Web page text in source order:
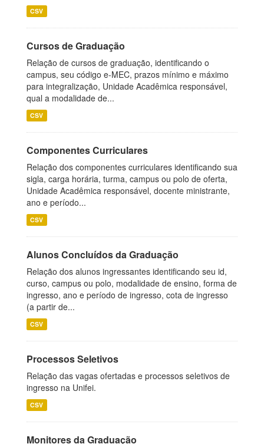
CSV
Cursos de Graduação
Relação de cursos de graduação, identificando o
campus, seu código e-MEC, prazos mínimo e máximo
para integralização, Unidade Acadêmica responsável,
qual a modalidade de...
CSV
Componentes Curriculares
Relação dos componentes curriculares identificando sua
sigla, carga horária, turma, campus ou polo de oferta,
Unidade Acadêmica responsável, docente ministrante,
ano e período...
CSV
Alunos Concluídos da Graduação
Relação dos alunos ingressantes identificando seu id,
curso, campus ou polo, modalidade de ensino, forma de
ingresso, ano e período de ingresso, cota de ingresso
(a partir de...
CSV
Processos Seletivos
Relação das vagas ofertadas e processos seletivos de
ingresso na Unifei.
CSV
Monitores da Graduação